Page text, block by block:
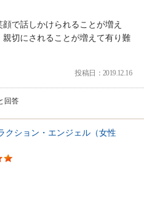
で話しかけられることが増え
切にされることが増えて有り難
投稿日：2019.12.16
回答
クション・エンジェル（女性